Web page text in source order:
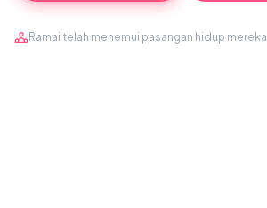
Ramai telah menemui pasangan hidup mereka